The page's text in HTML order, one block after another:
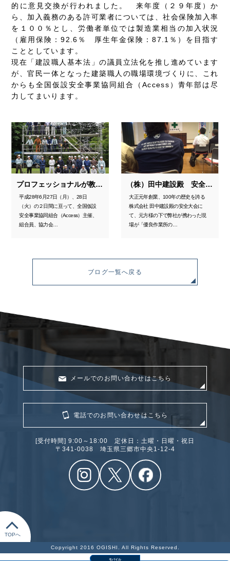
的に意見交換が行われました。 来年度（２９年度）か
ら、加入義務のある許可業者については、社会保険加入率
を１００％とし、労働者単位では製造業相当の加入状況
（雇用保険：92.6％ 厚生年金保険：87.1％）を目指す
こととしています。
現在「建設職人基本法」の議員立法化を推し進めています
が、官民一体となった建築職人の職場環境づくりに、これ
からも全国仮設安全事業協同組合（Access）青年部は尽
力してまいります。
プロフェッショナルが教える「足場実習」
平成28年6月27日（月）、28日
（火）の２日間に亘って、全国仮設
安全事業協同組合（Access）主催、
組合員、協力会…
（株）田中建設殿 安全大会にて弊社職長が表彰されました
大正元年創業、100年の歴史を誇る
株式会社 田中建設殿の安全大会に
て、元方様の下で弊社が携わった現
場が「優良作業所の…
ブログ一覧へ戻る
TOPへ
メールでのお問い合わせはこちら
電話でのお問い合わせはこちら
[受付時間] 9:00～18:00 定休日：土曜・日曜・祝日
〒341‐0038 埼玉県三郷市中央1-12-4
Copyright 2016 OGISHI. All Rights Reserved.
モバイル